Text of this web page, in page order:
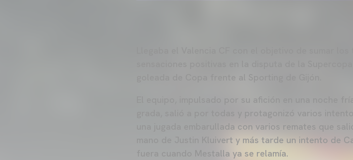
una jugada embarullada con varios remates que
mano de Justin Kluivert y más tarde un intento de
fuera cuando Mestalla ya se relamía.